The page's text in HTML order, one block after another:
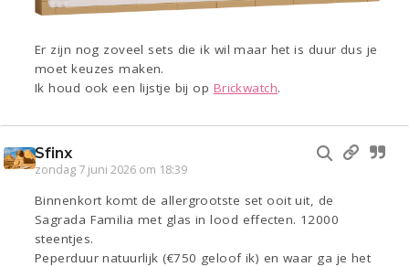
Er zijn nog zoveel sets die ik wil maar het is duur dus je
moet keuzes maken.
Ik houd ook een lijstje bij op Brickwatch.
Sfinx
zondag 7 juni 2026 om 18:39
Binnenkort komt de allergrootste set ooit uit, de
Sagrada Familia met glas in lood effecten. 12000
steentjes.
Peperduur natuurlijk (€750 geloof ik) en waar ga je het